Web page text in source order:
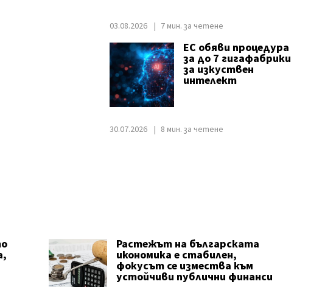
03.08.2026 7 мин. за четене
ЕС обяви процедура
за до 7 гигафабрики
за изкуствен
интелект
30.07.2026 8 мин. за четене
Растежът на българската
икономика е стабилен,
фокусът се измества към
устойчиви публични финанси